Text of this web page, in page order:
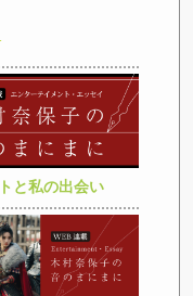
と私の出会い